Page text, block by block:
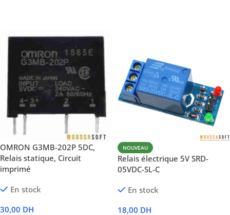
OMRON G3MB-202P 5DC,
Relais statique, Circuit
imprimé
En stock
30,00 DH
NOUVEAU
Relais électrique 5V SRD-
05VDC-SL-C
En stock
18,00 DH